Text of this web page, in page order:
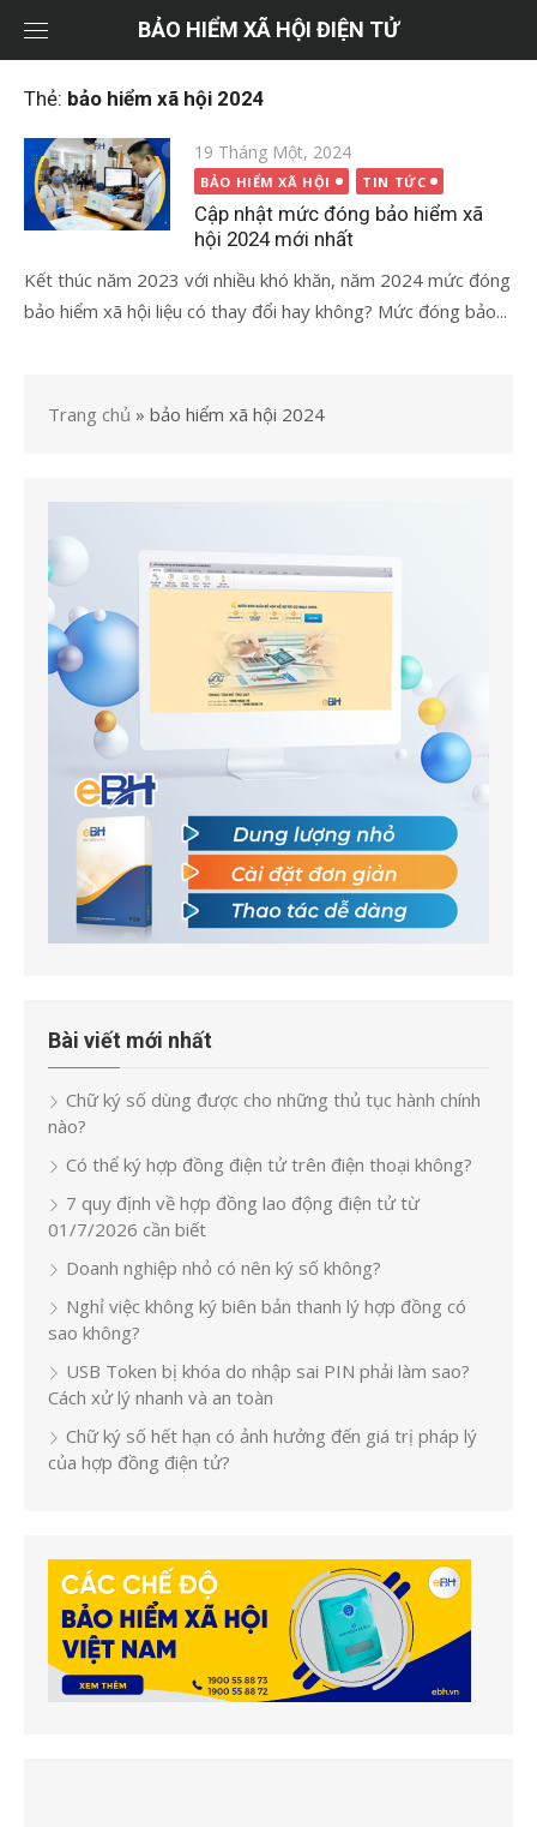
dung
BẢO HIỂM XÃ HỘI ĐIỆN TỬ
Thẻ: bảo hiểm xã hội 2024
Đăng
vào
19 Tháng Một, 2024
BẢO HIỂM XÃ HỘI TIN TỨC
Cập nhật mức đóng bảo hiểm xã
hội 2024 mới nhất
Kết thúc năm 2023 với nhiều khó khăn, năm 2024 mức đóng
bảo hiểm xã hội liệu có thay đổi hay không? Mức đóng bảo...
Trang chủ » bảo hiểm xã hội 2024
Bài viết mới nhất
Chữ ký số dùng được cho những thủ tục hành chính
nào?
Có thể ký hợp đồng điện tử trên điện thoại không?
7 quy định về hợp đồng lao động điện tử từ
01/7/2026 cần biết
Doanh nghiệp nhỏ có nên ký số không?
Nghỉ việc không ký biên bản thanh lý hợp đồng có
sao không?
USB Token bị khóa do nhập sai PIN phải làm sao?
Cách xử lý nhanh và an toàn
Chữ ký số hết hạn có ảnh hưởng đến giá trị pháp lý
của hợp đồng điện tử?